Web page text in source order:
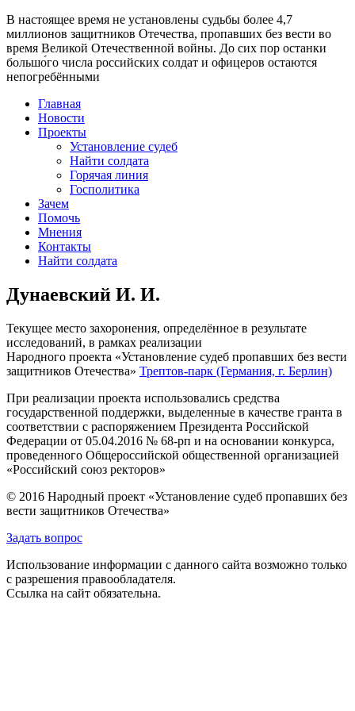
В настоящее время не установлены судьбы более 4,7
миллионов защитников Отечества, пропавших без вести во
время Великой Отечественной войны. До сих пор останки
большо́го числа российских солдат и офицеров остаются
непогребёнными
Главная
Новости
Проекты
Установление судеб
Найти солдата
Горячая линия
Госполитика
Зачем
Помочь
Мнения
Контакты
Найти солдата
Дунаевский И. И.
Текущее место захоронения, определённое в результате
исследований, в рамках реализации
Народного проекта «Установление судеб пропавших без вести
защитников Отечества» Трептов-парк (Германия, г. Берлин)
При реализации проекта использовались средства
государственной поддержки, выделенные в качестве гранта в
соответствии с распоряжением Президента Российской
Федерации от 05.04.2016 № 68-рп и на основании конкурса,
проведенного Общероссийской общественной организацией
«Российский союз ректоров»
© 2016 Народный проект «Установление судеб пропавших без
вести защитников Отечества»
Задать вопрос
Использование информации с данного сайта возможно только
с разрешения правообладателя.
Ссылка на сайт обязательна.